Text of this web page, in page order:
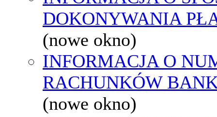
DOKONYWANIA
(nowe okno)
INFORMACJA O
RACHUNKÓW
(nowe okno)